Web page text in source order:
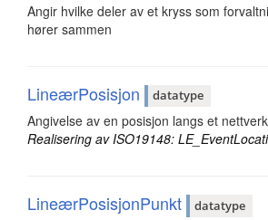
Angir hvilke deler av et kryss som
hører sammen
LineærPosisjon datatype
Angivelse av en posisjon langs et
Realisering av ISO19148:
LineærPosisjonPunkt datatype